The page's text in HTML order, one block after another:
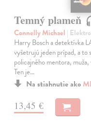
Temný plameň
Connelly Michael |
Harry Bosch a detektívka
vyšetrujú jeden prípad, a to
policajného mentora,
Ten je…
Na stiahnutie ako
13,45 €